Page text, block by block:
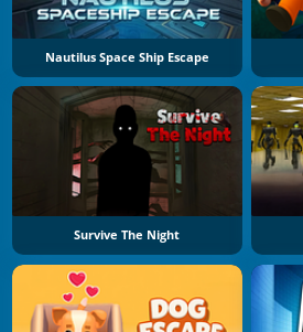
Nautilus Space Ship Escape
Survive The Night